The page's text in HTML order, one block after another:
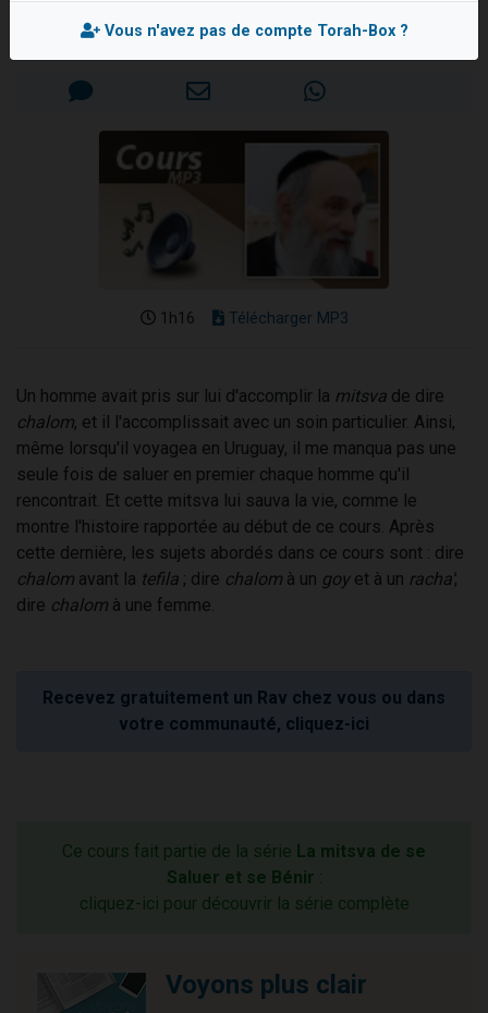
Ariel vient de donner son Maasser
Eva vient de donner son Maasser
Rav Elie DREYFUS
Mis en ligne le Jeudi 12 Février 2015
1h16 Télécharger MP3
Un homme avait pris sur lui d'accomplir la mitsva de dire
chalom, et il l'accomplissait avec un soin particulier. Ainsi,
même lorsqu'il voyagea en Uruguay, il me manqua pas une
seule fois de saluer en premier chaque homme qu'il
rencontrait. Et cette mitsva lui sauva la vie, comme le
montre l'histoire rapportée au début de ce cours. Après
cette dernière, les sujets abordés dans ce cours sont : dire
chalom avant la tefila ; dire chalom à un goy et à un racha';
dire chalom à une femme.
Recevez gratuitement un Rav chez vous ou dans
votre communauté, cliquez-ici
Ce cours fait partie de la série La mitsva de se
Saluer et se Bénir :
cliquez-ici pour découvrir la série complète
Voyons plus clair
Vous n'avez pas de compte Torah-Box ?